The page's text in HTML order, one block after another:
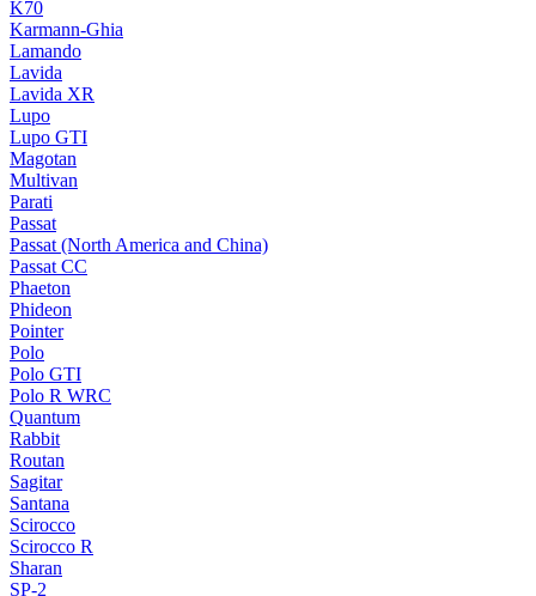
K70
Karmann-Ghia
Lamando
Lavida
Lavida XR
Lupo
Lupo GTI
Magotan
Multivan
Parati
Passat
Passat (North America and China)
Passat CC
Phaeton
Phideon
Pointer
Polo
Polo GTI
Polo R WRC
Quantum
Rabbit
Routan
Sagitar
Santana
Scirocco
Scirocco R
Sharan
SP-2